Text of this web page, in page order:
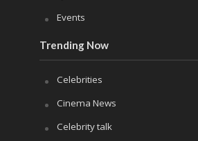
Events
Trending Now
Celebrities
Cinema News
Celebrity talk